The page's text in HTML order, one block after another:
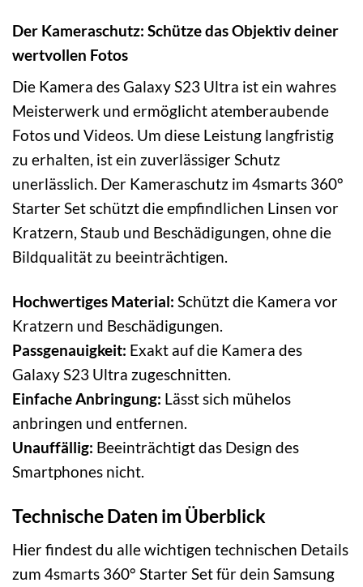
Der Kameraschutz: Schütze das Objektiv deiner
wertvollen Fotos
Die Kamera des Galaxy S23 Ultra ist ein wahres
Meisterwerk und ermöglicht atemberaubende
Fotos und Videos. Um diese Leistung langfristig
zu erhalten, ist ein zuverlässiger Schutz
unerlässlich. Der Kameraschutz im 4smarts 360°
Starter Set schützt die empfindlichen Linsen vor
Kratzern, Staub und Beschädigungen, ohne die
Bildqualität zu beeinträchtigen.
Hochwertiges Material: Schützt die Kamera vor
Kratzern und Beschädigungen.
Passgenauigkeit: Exakt auf die Kamera des
Galaxy S23 Ultra zugeschnitten.
Einfache Anbringung: Lässt sich mühelos
anbringen und entfernen.
Unauffällig: Beeinträchtigt das Design des
Smartphones nicht.
Technische Daten im Überblick
Hier findest du alle wichtigen technischen Details
zum 4smarts 360° Starter Set für dein Samsung